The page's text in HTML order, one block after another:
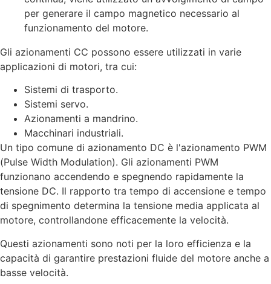
per generare il campo magnetico necessario al
funzionamento del motore.
Gli azionamenti CC possono essere utilizzati in varie
applicazioni di motori, tra cui:
Sistemi di trasporto.
Sistemi servo.
Azionamenti a mandrino.
Macchinari industriali.
Un tipo comune di azionamento DC è l'azionamento PWM
(Pulse Width Modulation). Gli azionamenti PWM
funzionano accendendo e spegnendo rapidamente la
tensione DC. Il rapporto tra tempo di accensione e tempo
di spegnimento determina la tensione media applicata al
motore, controllandone efficacemente la velocità.
Questi azionamenti sono noti per la loro efficienza e la
capacità di garantire prestazioni fluide del motore anche a
basse velocità.